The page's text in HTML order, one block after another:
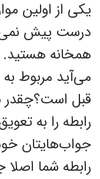
یکی از اولین
درست پیش
همخانه هستید.
می‌آید مربوط
قبل است؟چقدر
رابطه را به
جواب‌هایتان
رابطه شما